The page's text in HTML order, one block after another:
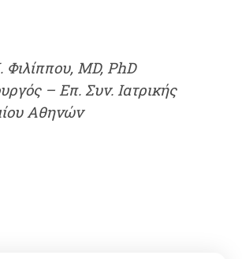
MD, PhD
– Επ. Συν. Ιατρικής
Αθηνών